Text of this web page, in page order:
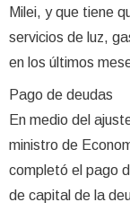
Milei, y que tiene
servicios de luz,
en los últimos
Pago de deudas
En medio del
ministro de
completó el pago
de capital de la